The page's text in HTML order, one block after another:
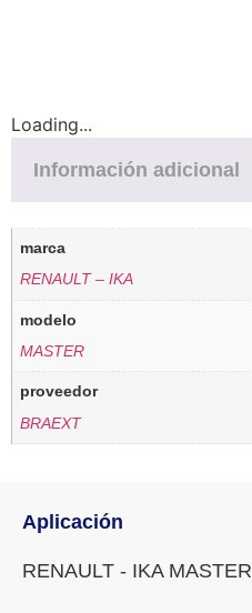
Loading...
Información adicional
marca
RENAULT – IKA
modelo
MASTER
proveedor
BRAEXT
Aplicación
RENAULT - IKA MASTER